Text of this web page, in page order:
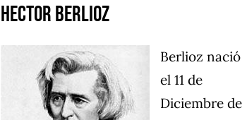
HECTOR BERLIOZ
Berlioz nació
el 11 de
Diciembre de